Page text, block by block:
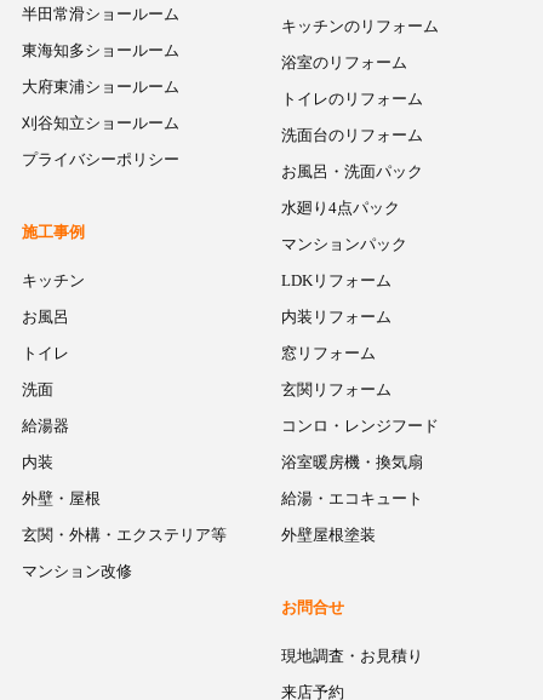
半田常滑ショールーム
東海知多ショールーム
大府東浦ショールーム
刈谷知立ショールーム
プライバシーポリシー
キッチンのリフォーム
浴室のリフォーム
トイレのリフォーム
洗面台のリフォーム
お風呂・洗面パック
水廻り4点パック
マンションパック
LDKリフォーム
内装リフォーム
窓リフォーム
玄関リフォーム
コンロ・レンジフード
浴室暖房機・換気扇
給湯・エコキュート
外壁屋根塗装
施工事例
キッチン
お風呂
トイレ
洗面
給湯器
内装
外壁・屋根
玄関・外構・エクステリア等
マンション改修
お問合せ
現地調査・お見積り
来店予約